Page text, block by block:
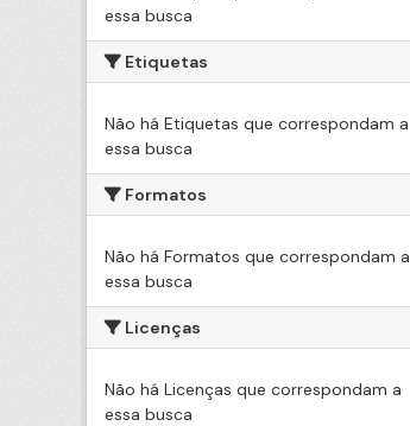
essa busca
Etiquetas
Não há Etiquetas que correspondam a
essa busca
Formatos
Não há Formatos que correspondam a
essa busca
Licenças
Não há Licenças que correspondam a
essa busca